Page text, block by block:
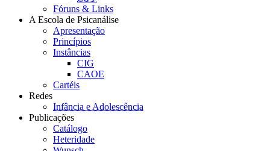
Fóruns & Links
A Escola de Psicanálise
Apresentação
Princípios
Instâncias
CIG
CAOE
Cartéis
Redes
Infância e Adolescência
Publicações
Catálogo
Heteridade